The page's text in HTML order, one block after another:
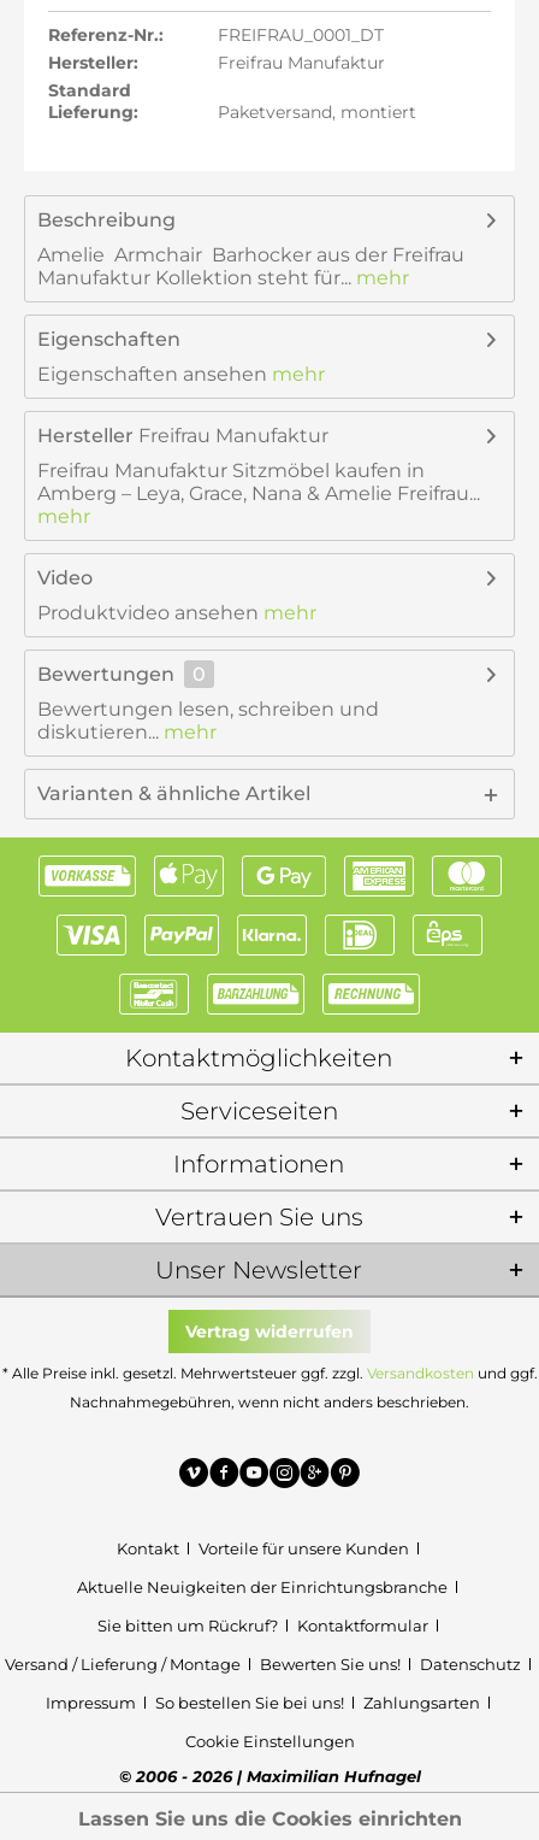
Referenz-Nr.:
FREIFRAU_0001_DT
Hersteller:
Freifrau Manufaktur
Standard
Lieferung:
Paketversand, montiert
Beschreibung
Amelie Armchair Barhocker aus der Freifrau
Manufaktur Kollektion steht für... mehr
Eigenschaften
Eigenschaften ansehen mehr
Hersteller Freifrau Manufaktur
Freifrau Manufaktur Sitzmöbel kaufen in
Amberg – Leya, Grace, Nana & Amelie Freifrau...
mehr
Video
Produktvideo ansehen mehr
Bewertungen
0
Bewertungen lesen, schreiben und
diskutieren... mehr
Varianten & ähnliche Artikel
Kontaktmöglichkeiten
Serviceseiten
Informationen
Unser Newsletter
Vertrauen Sie uns
Vertrag widerrufen
* Alle Preise inkl. gesetzl. Mehrwertsteuer ggf. zzgl. Versandkosten und ggf.
Nachnahmegebühren, wenn nicht anders beschrieben.
Kontakt
Vorteile für unsere Kunden
Aktuelle Neuigkeiten der Einrichtungsbranche
Sie bitten um Rückruf?
Kontaktformular
Versand / Lieferung / Montage
Bewerten Sie uns!
Datenschutz
Impressum
So bestellen Sie bei uns!
Zahlungsarten
Cookie Einstellungen
© 2006 - 2026 | Maximilian Hufnagel
Lassen Sie uns die Cookies einrichten